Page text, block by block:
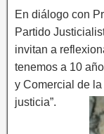
En diálogo con
Partido
invitan a
tenemos a 10
y Comercial de
justicia”.